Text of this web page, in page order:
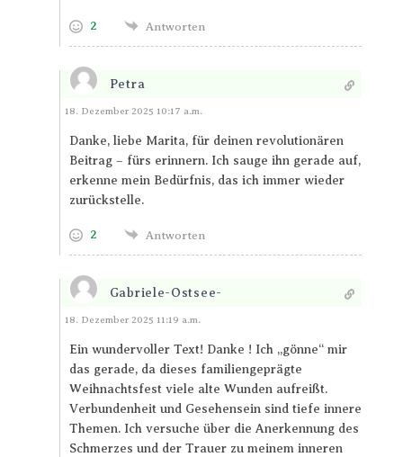
2 Antworten
Petra
Antworten
18. Dezember 2025 10:17 a.m.
Danke, liebe Marita, für deinen revolutionären
Beitrag – fürs erinnern. Ich sauge ihn gerade auf,
erkenne mein Bedürfnis, das ich immer wieder
zurückstelle.
2 Antworten
Gabriele-Ostsee-
Antworten
18. Dezember 2025 11:19 a.m.
Ein wundervoller Text! Danke ! Ich „gönne“ mir
das gerade, da dieses familiengeprägte
Weihnachtsfest viele alte Wunden aufreißt.
Verbundenheit und Gesehensein sind tiefe innere
Themen. Ich versuche über die Anerkennung des
Schmerzes und der Trauer zu meinem inneren